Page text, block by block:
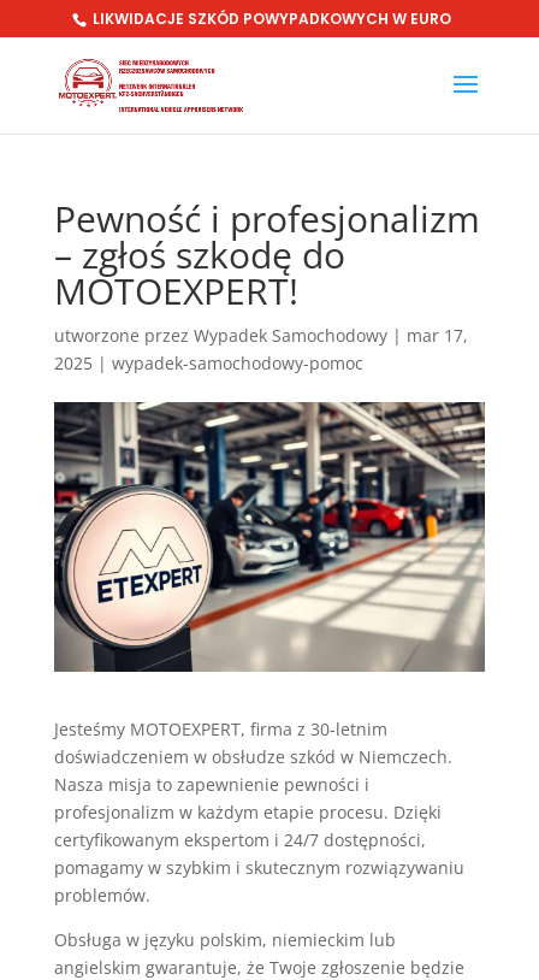
LIKWIDACJE SZKÓD POWYPADKOWYCH W EURO
Pewność i profesjonalizm
– zgłoś szkodę do
MOTOEXPERT!
utworzone przez Wypadek Samochodowy| mar 17,
2025| wypadek-samochodowy-pomoc
Jesteśmy MOTOEXPERT, firma z 30-letnim
doświadczeniem w obsłudze szkód w Niemczech.
Nasza misja to zapewnienie pewności i
profesjonalizm w każdym etapie procesu. Dzięki
certyfikowanym ekspertom i 24/7 dostępności,
pomagamy w szybkim i skutecznym rozwiązywaniu
problemów.
Obsługa w języku polskim, niemieckim lub
angielskim gwarantuje, że Twoje zgłoszenie będzie